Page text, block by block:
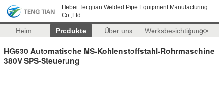
Hebei Tengtian Welded Pipe Equipment Manufacturing
Co.,Ltd.
Heim Produkte Über uns Werksbesichtigung>>
HG630 Automatische MS-Kohlenstoffstahl-Rohrmaschine
380V SPS-Steuerung